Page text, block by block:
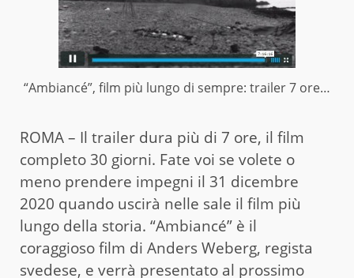
“Ambiancé”, film più lungo di sempre: trailer 7 ore…
ROMA – Il trailer dura più di 7 ore, il film
completo 30 giorni. Fate voi se volete o
meno prendere impegni il 31 dicembre
2020 quando uscirà nelle sale il film più
lungo della storia. “Ambiancé” è il
coraggioso film di Anders Weberg, regista
svedese, e verrà presentato al prossimo